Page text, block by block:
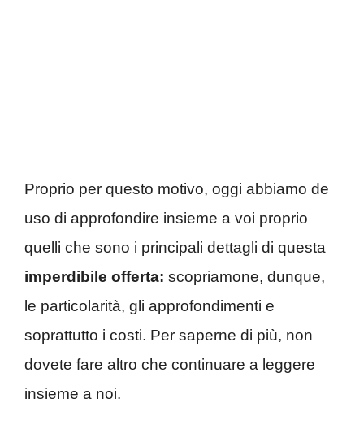
Proprio per questo motivo, oggi abbiamo de
uso di approfondire insieme a voi proprio
quelli che sono i principali dettagli di questa
imperdibile offerta: scopriamone, dunque,
le particolarità, gli approfondimenti e
soprattutto i costi. Per saperne di più, non
dovete fare altro che continuare a leggere
insieme a noi.